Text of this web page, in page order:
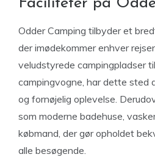
Faciliteter på
Odder Camping tilbyder et
der imødekommer enhver
veludstyrede campingpladser
campingvogne, har dette sted
og fornøjelig oplevelse.
som moderne badehuse,
købmand, der gør opholdet
alle besøgende.